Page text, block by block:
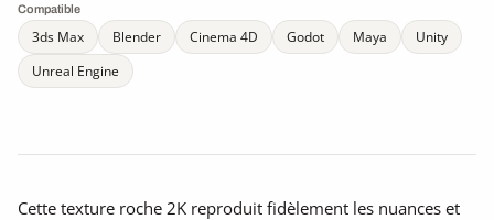
Compatible
3ds Max Blender Cinema 4D Godot Maya
Unity
Unreal Engine
Cette texture roche 2K reproduit fidèlement les nuances et